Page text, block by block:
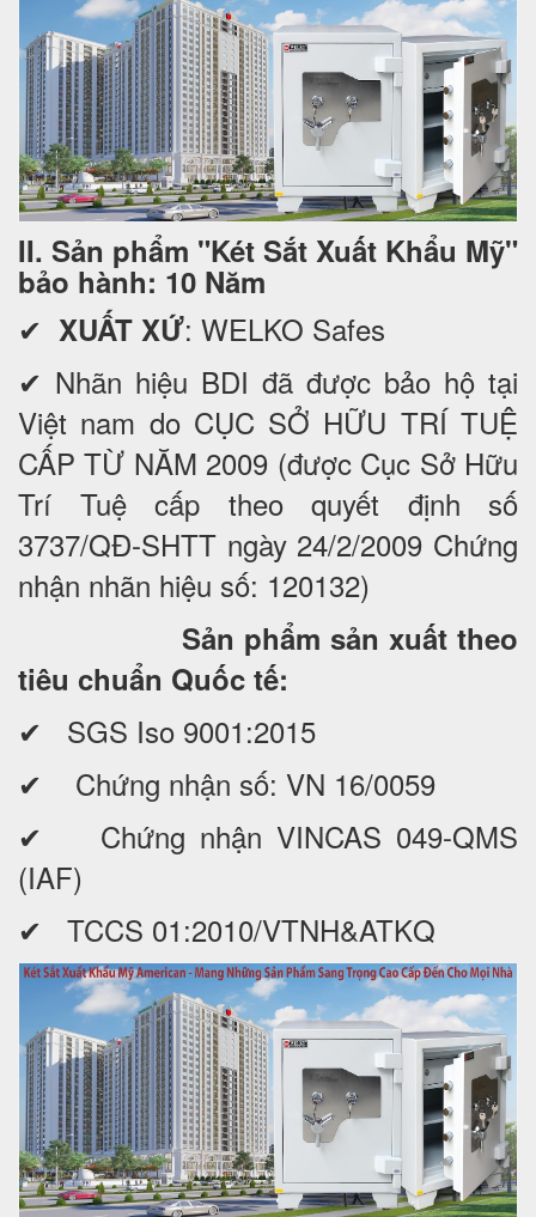
II. Sản phẩm "Két Sắt Xuất Khẩu Mỹ"
bảo hành: 10 Năm
✔ XUẤT XỨ: WELKO Safes
✔ Nhãn hiệu BDI đã được bảo hộ tại
Việt nam do CỤC SỞ HỮU TRÍ TUỆ
CẤP TỪ NĂM 2009 (được Cục Sở Hữu
Trí Tuệ cấp theo quyết định số
3737/QĐ-SHTT ngày 24/2/2009 Chứng
nhận nhãn hiệu số: 120132)
Sản phẩm sản xuất theo
tiêu chuẩn Quốc tế:
✔ SGS Iso 9001:2015
✔ Chứng nhận số: VN 16/0059
✔ Chứng nhận VINCAS 049-QMS
(IAF)
✔ TCCS 01:2010/VTNH&ATKQ